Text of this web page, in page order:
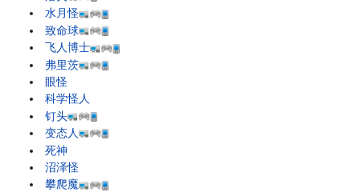
水月怪
致命球
飞人博士
弗里茨
眼怪
科学怪人
钉头
变态人
死神
沼泽怪
攀爬魔